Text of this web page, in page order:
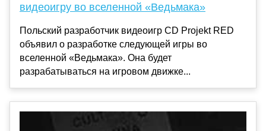
видеоигру во вселенной «Ведьмака»
Польский разработчик видеоигр CD Projekt RED
объявил о разработке следующей игры во
вселенной «Ведьмака». Она будет
разрабатываться на игровом движке...